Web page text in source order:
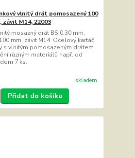
vlnitý drát pomosazený 100
závit M14, 22003
mosazný drát BS 0,30 mm,
mm, závit M14 Ocelový kartáč
s vlnitým pomosazeným drátem
různým materiálů např. od
7 ks.
skladem
Přidat do košíku